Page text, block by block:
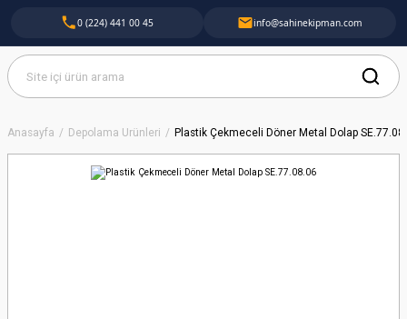
Anasayfa Depolama Ürünleri Plastik Çekmeceli Döner Metal Dolap
0 (224) 441 00 45 info@sahinekipman.com